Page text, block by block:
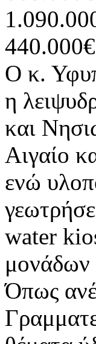
Ο κ.
η
και
Αιγαίο
ενώ
water
Όπως